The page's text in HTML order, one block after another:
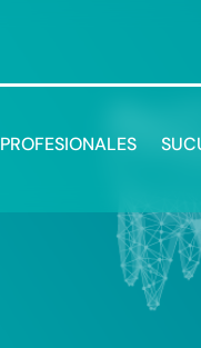
PROFESIONALES